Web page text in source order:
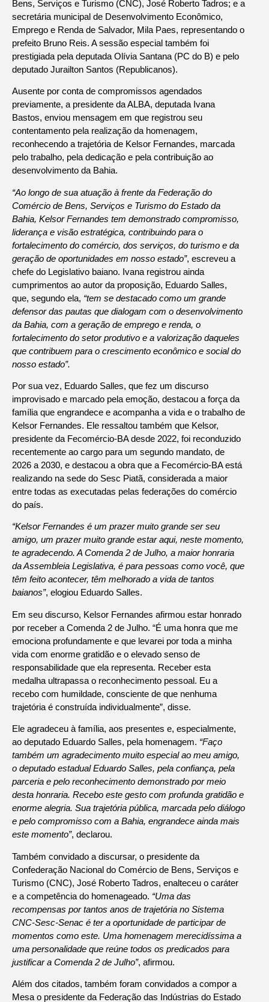
Bens, Serviços e Turismo (CNC), José Roberto Tadros; e a
secretária municipal de Desenvolvimento Econômico,
Emprego e Renda de Salvador, Mila Paes, representando o
prefeito Bruno Reis. A sessão especial também foi
prestigiada pela deputada Olívia Santana (PC do B) e pelo
deputado Jurailton Santos (Republicanos).
Ausente por conta de compromissos agendados
previamente, a presidente da ALBA, deputada Ivana
Bastos, enviou mensagem em que registrou seu
contentamento pela realização da homenagem,
reconhecendo a trajetória de Kelsor Fernandes, marcada
pelo trabalho, pela dedicação e pela contribuição ao
desenvolvimento da Bahia.
“Ao longo de sua atuação à frente da Federação do
Comércio de Bens, Serviços e Turismo do Estado da
Bahia, Kelsor Fernandes tem demonstrado compromisso,
liderança e visão estratégica, contribuindo para o
fortalecimento do comércio, dos serviços, do turismo e da
geração de oportunidades em nosso estado”, escreveu a
chefe do Legislativo baiano. Ivana registrou ainda
cumprimentos ao autor da proposição, Eduardo Salles,
que, segundo ela, “tem se destacado como um grande
defensor das pautas que dialogam com o desenvolvimento
da Bahia, com a geração de emprego e renda, o
fortalecimento do setor produtivo e a valorização daqueles
que contribuem para o crescimento econômico e social do
nosso estado”.
Por sua vez, Eduardo Salles, que fez um discurso
improvisado e marcado pela emoção, destacou a força da
família que engrandece e acompanha a vida e o trabalho de
Kelsor Fernandes. Ele ressaltou também que Kelsor,
presidente da Fecomércio-BA desde 2022, foi reconduzido
recentemente ao cargo para um segundo mandato, de
2026 a 2030, e destacou a obra que a Fecomércio-BA está
realizando na sede do Sesc Piatã, considerada a maior
entre todas as executadas pelas federações do comércio
do país.
“Kelsor Fernandes é um prazer muito grande ser seu
amigo, um prazer muito grande estar aqui, neste momento,
te agradecendo. A Comenda 2 de Julho, a maior honraria
da Assembleia Legislativa, é para pessoas como você, que
têm feito acontecer, têm melhorado a vida de tantos
baianos”, elogiou Eduardo Salles.
Em seu discurso, Kelsor Fernandes afirmou estar honrado
por receber a Comenda 2 de Julho. “É uma honra que me
emociona profundamente e que levarei por toda a minha
vida com enorme gratidão e o elevado senso de
responsabilidade que ela representa. Receber esta
medalha ultrapassa o reconhecimento pessoal. Eu a
recebo com humildade, consciente de que nenhuma
trajetória é construída individualmente”, disse.
Ele agradeceu à família, aos presentes e, especialmente,
ao deputado Eduardo Salles, pela homenagem. “Faço
também um agradecimento muito especial ao meu amigo,
o deputado estadual Eduardo Salles, pela confiança, pela
parceria e pelo reconhecimento demonstrado por meio
desta honraria. Recebo este gesto com profunda gratidão e
enorme alegria. Sua trajetória pública, marcada pelo diálogo
e pelo compromisso com a Bahia, engrandece ainda mais
este momento”, declarou.
Também convidado a discursar, o presidente da
Confederação Nacional do Comércio de Bens, Serviços e
Turismo (CNC), José Roberto Tadros, enalteceu o caráter
e a competência do homenageado. “Uma das
recompensas por tantos anos de trajetória no Sistema
CNC-Sesc-Senac é ter a oportunidade de participar de
momentos como este. Uma homenagem merecidíssima a
uma personalidade que reúne todos os predicados para
justificar a Comenda 2 de Julho”, afirmou.
Além dos citados, também foram convidados a compor a
Mesa o presidente da Federação das Indústrias do Estado